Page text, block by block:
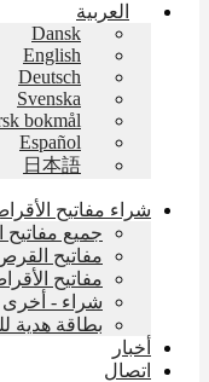
العربية
Dansk
English
Deutsch
Svenska
bokmål
Español
日本語
شراء مفاتيح
جميع
مفاتيح
مفاتيح
شراء - أخرى
بطاقة هدية
أخبار
اتصال